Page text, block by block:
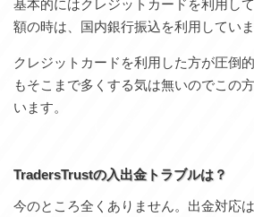
基本的にはクレジットカードを利用し
額の時は、国内銀行振込を利用していま
クレジットカードを利用した方が圧倒
もそこまで多くする気は無いのでこの
います。
TradersTrustの入出金トラブルは？
今のところ全くありません。出金対応